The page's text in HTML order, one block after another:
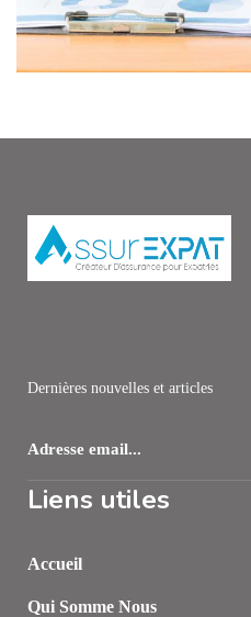
Dernières nouvelles et articles
Liens utiles
Accueil
Qui Somme Nous